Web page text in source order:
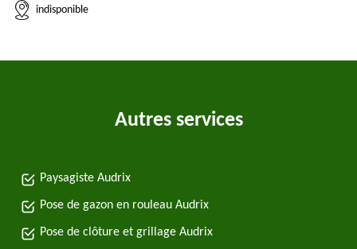
indisponible
Autres services
Paysagiste Audrix
Pose de gazon en rouleau Audrix
Pose de clôture et grillage Audrix